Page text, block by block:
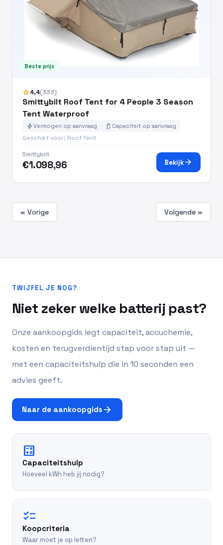
Beste prijs
star4,4(333)
Smittybilt Roof Tent for 4 People 3 Season
Tent Waterproof
boltVermogen op aanvraag battery_charging_full Capaciteit op aanvraag
Geschikt voor: Roof Tent
Smittybilt
€1.098,96 Bekijkarrow_forward
« Vorige Volgende »
TWIJFEL JE NOG?
Niet zeker welke batterij past?
Onze aankoopgids legt capaciteit, accuchemie,
kosten en terugverdientijd stap voor stap uit —
met een capaciteitshulp die in 10 seconden een
advies geeft.
Naar de aankoopgids arrow_forward
calculate
Capaciteitshulp
Hoeveel kWh heb jij nodig?
checklist
Koopcriteria
Waar moet je op letten?